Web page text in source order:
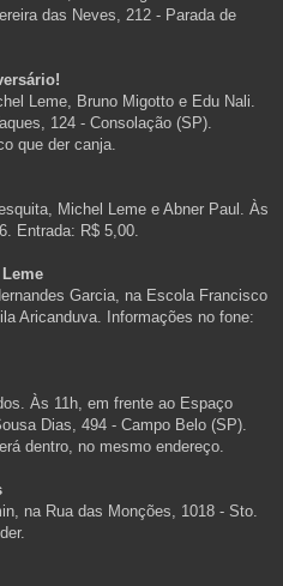
das Neves, 212 - Parada de
Leme, Bruno Migotto e Edu Nali.
124 - Consolação (SP).
que der canja.
Michel Leme e Abner Paul. Às
Entrada: R$ 5,00.
Garcia, na Escola Francisco
Aricanduva. Informações no fone:
Às 11h, em frente ao Espaço
Dias, 494 - Campo Belo (SP).
dentro, no mesmo endereço.
na Rua das Monções, 1018 - Sto.